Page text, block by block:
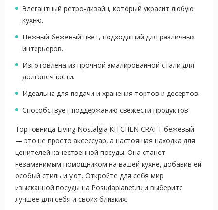
Элегантный ретро-дизайн, который украсит любую
кухню.
Нежный бежевый цвет, подходящий для различных
интерьеров.
Изготовлена из прочной эмалированной стали для
долговечности.
Идеальна для подачи и хранения тортов и десертов.
Способствует поддержанию свежести продуктов.
Тортовница Living Nostalgia KITCHEN CRAFT бежевый
— это не просто аксессуар, а настоящая находка для
ценителей качественной посуды. Она станет
незаменимым помощником на вашей кухне, добавив ей
особый стиль и уют. Откройте для себя мир
изысканной посуды на Posudaplanet.ru и выберите
лучшее для себя и своих близких.